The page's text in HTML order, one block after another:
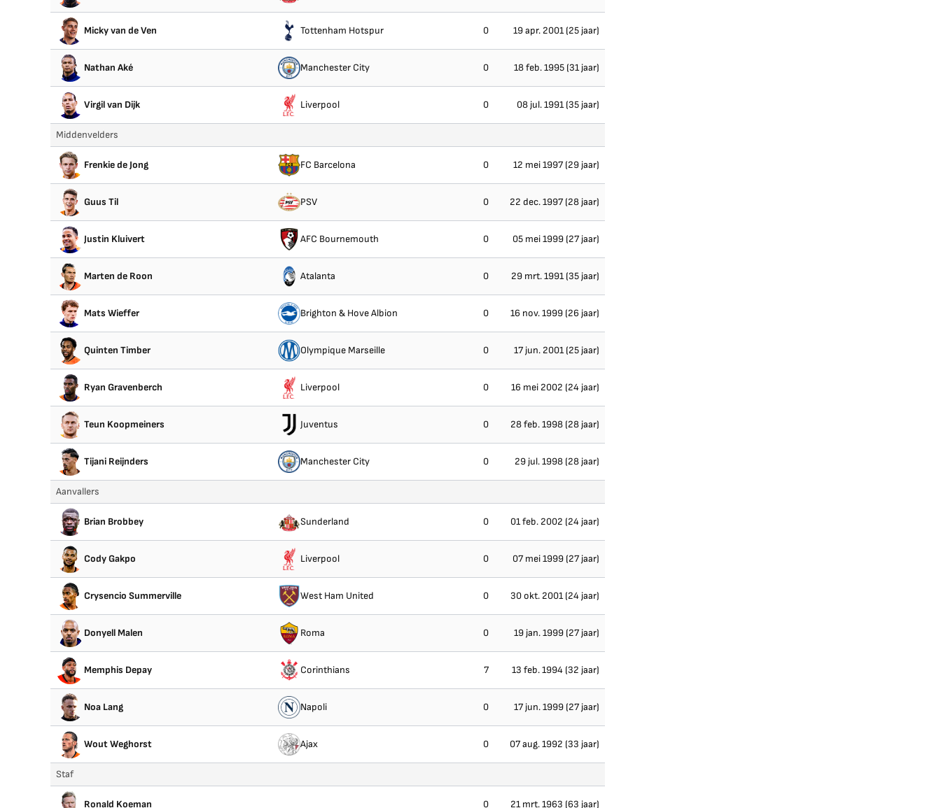
Micky van de Ven Tottenham Hotspur 0 19 apr. 2001 (25 jaar)
Nathan Aké Manchester City 0 18 feb. 1995 (31 jaar)
Virgil van Dijk Liverpool 0 08 jul. 1991 (35 jaar)
Middenvelders
Frenkie de Jong FC Barcelona 0 12 mei 1997 (29 jaar)
Guus Til PSV 0 22 dec. 1997 (28 jaar)
Justin Kluivert AFC Bournemouth 0 05 mei 1999 (27 jaar)
Marten de Roon Atalanta 0 29 mrt. 1991 (35 jaar)
Mats Wieffer Brighton & Hove Albion 0 16 nov. 1999 (26 jaar)
Quinten Timber Olympique Marseille 0 17 jun. 2001 (25 jaar)
Ryan Gravenberch Liverpool 0 16 mei 2002 (24 jaar)
Teun Koopmeiners Juventus 0 28 feb. 1998 (28 jaar)
Tijani Reijnders Manchester City 0 29 jul. 1998 (28 jaar)
Aanvallers
Brian Brobbey Sunderland 0 01 feb. 2002 (24 jaar)
Cody Gakpo Liverpool 0 07 mei 1999 (27 jaar)
Crysencio Summerville West Ham United 0 30 okt. 2001 (24 jaar)
Donyell Malen Roma 0 19 jan. 1999 (27 jaar)
Memphis Depay Corinthians 7 13 feb. 1994 (32 jaar)
Noa Lang Napoli 0 17 jun. 1999 (27 jaar)
Wout Weghorst Ajax 0 07 aug. 1992 (33 jaar)
Staf
Ronald Koeman 0 21 mrt. 1963 (63 jaar)